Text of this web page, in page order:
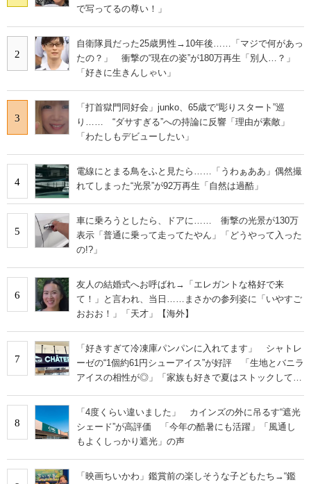
で写ってるの尊い！」
2
自衛隊員だった25歳男性→10年後……「マジで何があっ
たの？」 衝撃の“現在の姿”が180万再生「別人…？」
「好きに生きんしゃい」
3
「打首獄門同好会」junko、65歳で“彫りスタート”巡
り…… “ダサすぎる”への持論に反響「理由が素敵」
「わたしもデビューしたい」
4
電線にとまる鳥をふと見たら……「うわぁああ」偶然撮
れてしまった“光景”が92万再生「自然は過酷」
5
車に乗ろうとしたら、ドアに…… 衝撃の光景が130万
表示「普通に乗って走ってたやん」「どうやって入った
の!?」
6
友人の結婚式へお呼ばれ→「エレガントな格好で来
て！」と言われ、当日……まさかの参列姿に「いやすご
おおお！」「天才」【海外】
7
「好きすぎて冷凍庫パンパンに入れてます」 シャトレ
ーゼの“1個約61円シューアイス”が好評 「生地とバニラ
アイスの相性が◎」「家族も好きで夏はストックして
8
「4度くらい違いました」 カインズの外に吊るす“遮光
シェード”が高評価 「今年の酷暑にも活躍」「風通し
もよくしっかり遮光」の声
「映画ちいかわ」鑑賞前の楽しそうな子どもたち→“鑑